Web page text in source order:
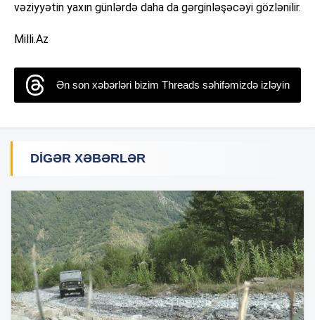
vəziyyətin yaxın günlərdə daha da gərginləşəcəyi gözlənilir.
Milli.Az
Ən son xəbərləri bizim Threads səhifəmizdə izləyin
DIGƏR XƏBƏRLƏR